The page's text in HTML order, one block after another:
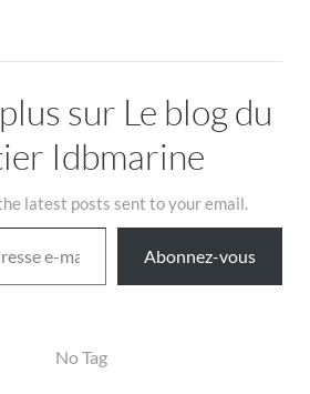
sur Le blog du
Idbmarine
latest posts sent to your email.
Abonnez-vous
No Tag